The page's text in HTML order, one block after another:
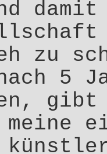
damit
zu
5